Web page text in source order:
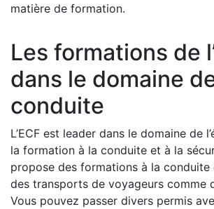
matière de formation.
Les formations de
dans le domaine
conduite
L’ECF est leader dans le domaine de
la formation à la conduite et à la
propose des formations à la conduite
des transports de voyageurs comme
Vous pouvez passer divers permis